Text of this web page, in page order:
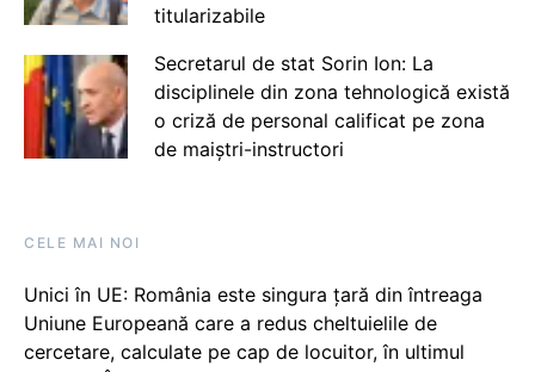
titularizabile
Secretarul de stat Sorin Ion: La
disciplinele din zona tehnologică există
o criză de personal calificat pe zona
de maiștri-instructori
CELE MAI NOI
Unici în UE: România este singura țară din întreaga
Uniune Europeană care a redus cheltuielile de
cercetare, calculate pe cap de locuitor, în ultimul